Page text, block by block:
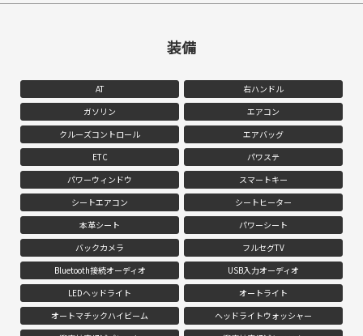
装備
AT
右ハンドル
ガソリン
エアコン
クルーズコントロール
エアバッグ
ETC
パワステ
パワーウィンドウ
スマートキー
シートエアコン
シートヒーター
本革シート
パワーシート
バックカメラ
フルセグTV
Bluetooth接続オーディオ
USB入力オーディオ
LEDヘッドライト
オートライト
オートマチックハイビーム
ヘッドライトウォッシャー